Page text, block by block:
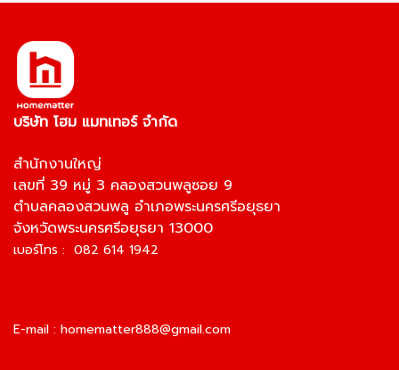
บริษัท โฮม แมทเทอร์ จำกัด
สำนักงานใหญ่
เลขที่ 39 หมู่ 3 คลองสวนพลูซอย 9
ตำบลคลองสวนพลู อำเภอพระนครศรีอยุธยา
จังหวัดพระนครศรีอยุธยา 13000
เบอร์โทร : 082 614 1942
E-mail : homematter888@gmail.com